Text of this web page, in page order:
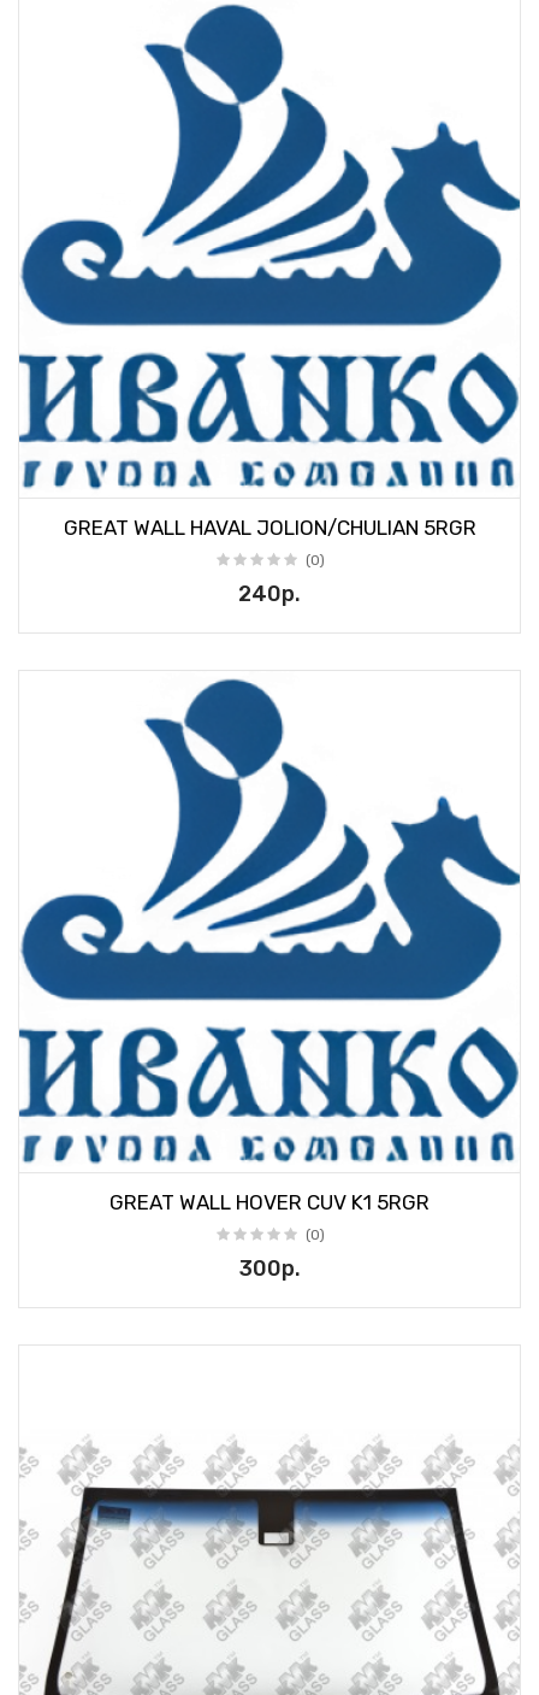
GREAT WALL HAVAL JOLION/CHULIAN 5RGR
(0)
240р.
GREAT WALL HOVER CUV K1 5RGR
(0)
300р.